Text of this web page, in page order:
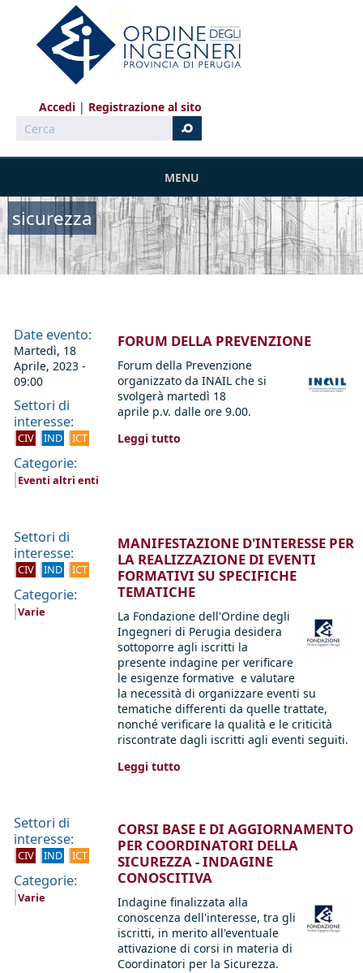
Salta al contenuto principale
Accedi
Registrazione al sito
Cerca
MENU
sicurezza
Date evento:
Martedì, 18
Aprile, 2023 -
09:00
Settori di
interesse:
CIV IND ICT
Categorie:
Eventi altri enti
FORUM DELLA PREVENZIONE
Forum della Prevenzione
organizzato da INAIL che si
svolgerà martedì 18
aprile p.v. dalle ore 9.00.
Leggi tutto
Settori di
interesse:
CIV IND ICT
Categorie:
Varie
MANIFESTAZIONE D'INTERESSE PER
LA REALIZZAZIONE DI EVENTI
FORMATIVI SU SPECIFICHE
TEMATICHE
La Fondazione dell'Ordine degli
Ingegneri di Perugia desidera
sottoporre agli iscritti la
presente indagine per verificare
le esigenze formative e valutare
la necessità di organizzare eventi su
tematiche differenti da quelle trattate,
nonché verificare la qualità e le criticità
riscontrate dagli iscritti agli eventi seguiti.
Leggi tutto
Settori di
interesse:
CIV IND ICT
Categorie:
Varie
CORSI BASE E DI AGGIORNAMENTO
PER COORDINATORI DELLA
SICUREZZA - INDAGINE
CONOSCITIVA
Indagine finalizzata alla
conoscenza dell'interesse, tra gli
iscritti, in merito all'eventuale
attivazione di corsi in materia di
Coordinatori per la Sicurezza.